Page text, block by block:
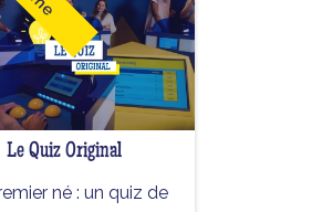
Le Quiz Original
né : un quiz de